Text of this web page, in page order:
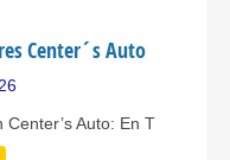
Center´s Auto
Auto: En T